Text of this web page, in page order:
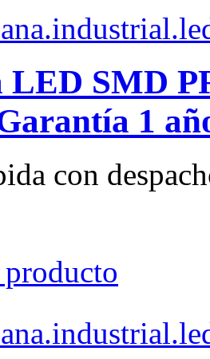
LED SMD
1
con